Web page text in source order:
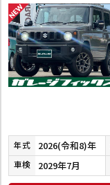
年式 2026(令和8)年
車検 2029年7月